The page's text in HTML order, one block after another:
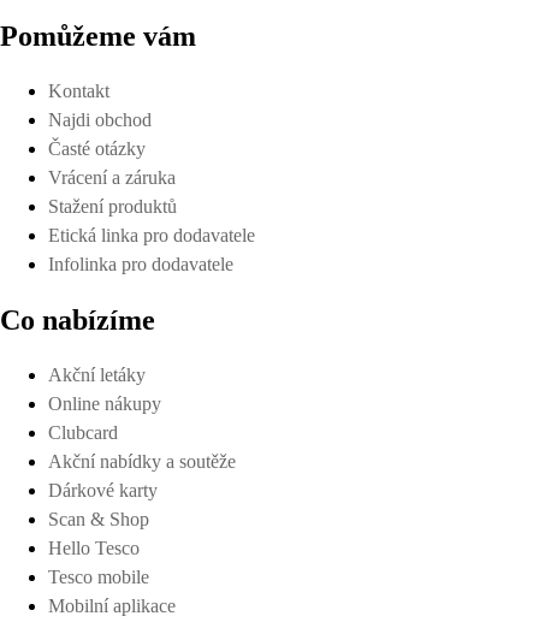
Pomůžeme vám
Kontakt
Najdi obchod
Časté otázky
Vrácení a záruka
Stažení produktů
Etická linka pro dodavatele
Infolinka pro dodavatele
Co nabízíme
Akční letáky
Online nákupy
Clubcard
Akční nabídky a soutěže
Dárkové karty
Scan & Shop
Hello Tesco
Tesco mobile
Mobilní aplikace